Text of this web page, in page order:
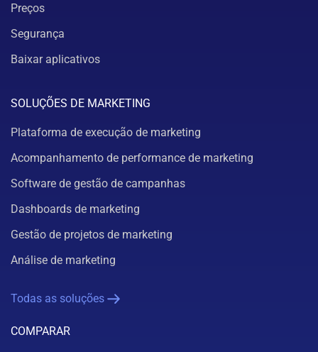
Preços
Segurança
Baixar aplicativos
SOLUÇÕES DE MARKETING
Plataforma de execução de marketing
Acompanhamento de performance de marketing
Software de gestão de campanhas
Dashboards de marketing
Gestão de projetos de marketing
Análise de marketing
Todas as soluções
COMPARAR